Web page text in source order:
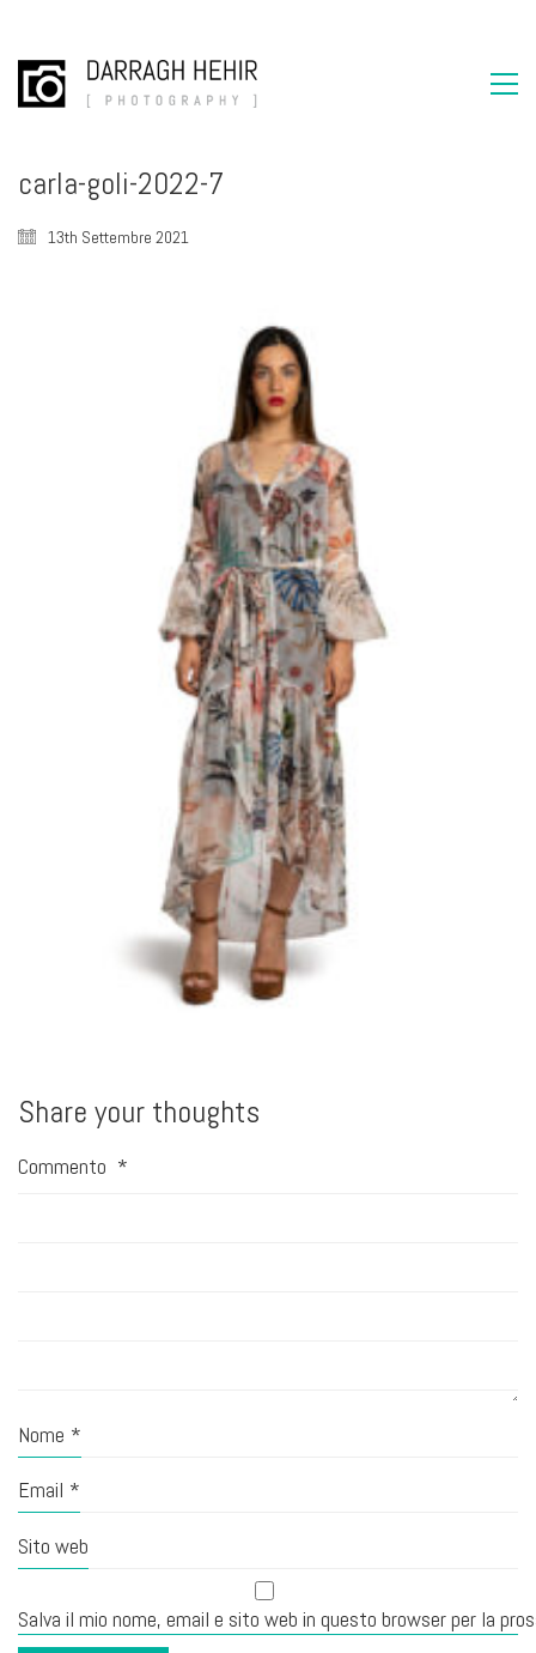
carla-goli-2022-7
13th Settembre 2021
Share your thoughts
Commento *
Nome *
Email *
Sito web
Salva il mio nome, email e sito web in questo browser per la